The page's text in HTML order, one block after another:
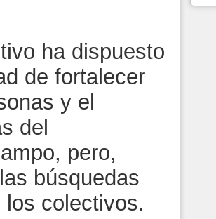
ha dispuesto
de fortalecer
y el
del
pero,
búsquedas
colectivos.